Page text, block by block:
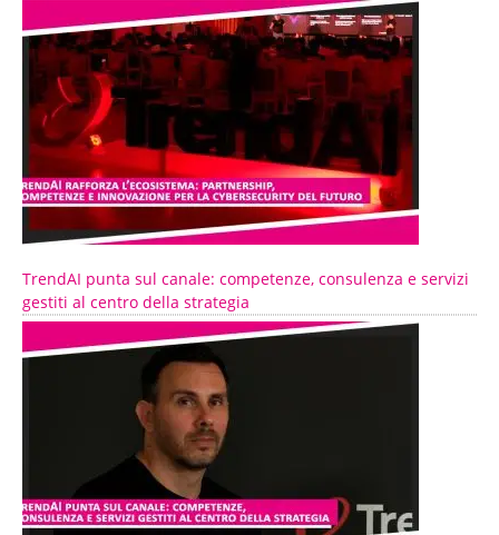
TrendAI punta sul canale: competenze, consulenza e servizi
gestiti al centro della strategia